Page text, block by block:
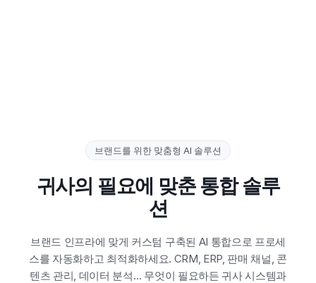
브랜드를 위한 맞춤형 AI 솔루션
귀사의 필요에 맞춘 통합 솔루
션
브랜드 인프라에 맞게 커스텀 구축된 AI 통합으로 프로세
스를 자동화하고 최적화하세요. CRM, ERP, 판매 채널, 콘
텐츠 관리, 데이터 분석… 무엇이 필요하든 귀사 시스템과